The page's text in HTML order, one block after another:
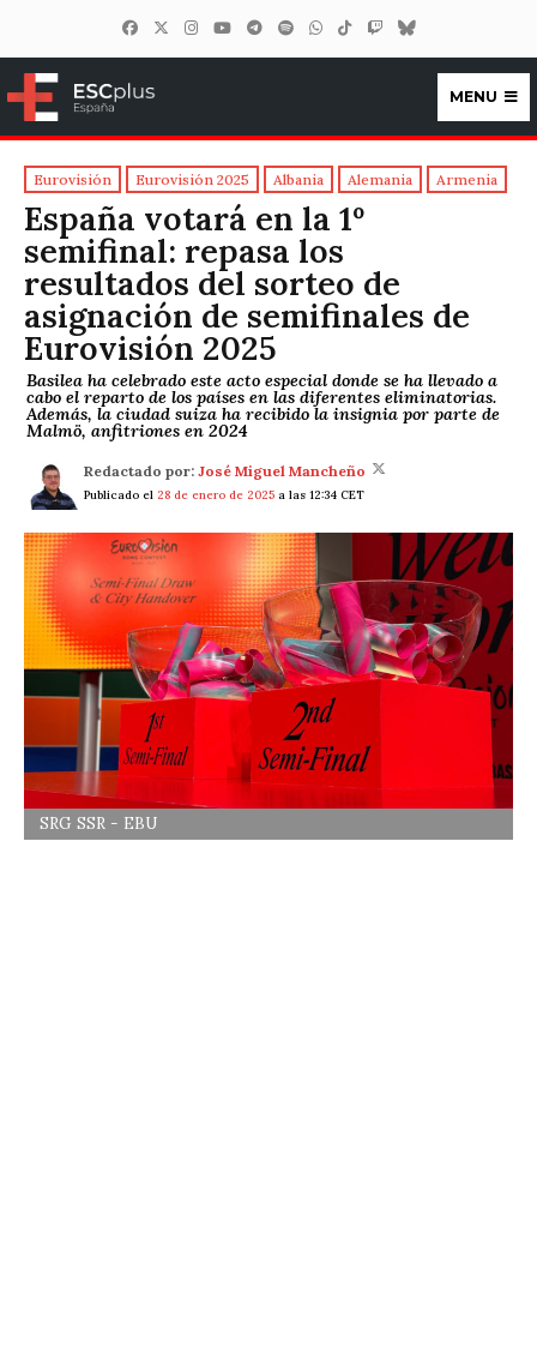
ESCplus España
MENU
Eurovisión Eurovisión 2025 Albania Alemania Armenia
España votará en la 1º
semifinal: repasa los
resultados del sorteo de
asignación de semifinales de
Eurovisión 2025
Basilea ha celebrado este acto especial donde se ha llevado a
cabo el reparto de los países en las diferentes eliminatorias.
Además, la ciudad suiza ha recibido la insignia por parte de
Malmö, anfitriones en 2024
Redactado por: José Miguel Mancheño
Publicado el 28 de enero de 2025 a las 12:34 CET
SRG SSR - EBU